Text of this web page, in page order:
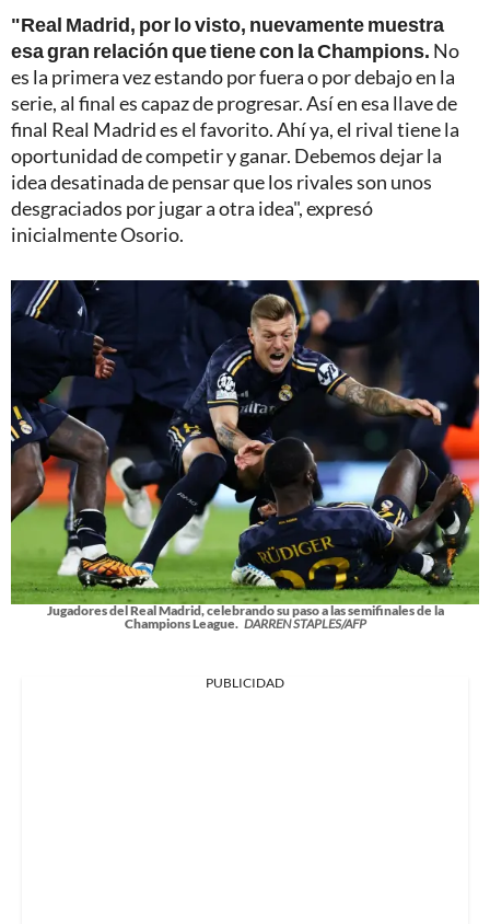
"Real Madrid, por lo visto, nuevamente muestra
esa gran relación que tiene con la Champions. No
es la primera vez estando por fuera o por debajo en la
serie, al final es capaz de progresar. Así en esa llave de
final Real Madrid es el favorito. Ahí ya, el rival tiene la
oportunidad de competir y ganar. Debemos dejar la
idea desatinada de pensar que los rivales son unos
desgraciados por jugar a otra idea", expresó
inicialmente Osorio.
Jugadores del Real Madrid, celebrando su paso a las semifinales de la
Champions League. DARREN STAPLES/AFP
PUBLICIDAD